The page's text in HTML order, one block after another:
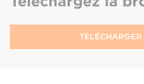
TÉLÉCHARGER